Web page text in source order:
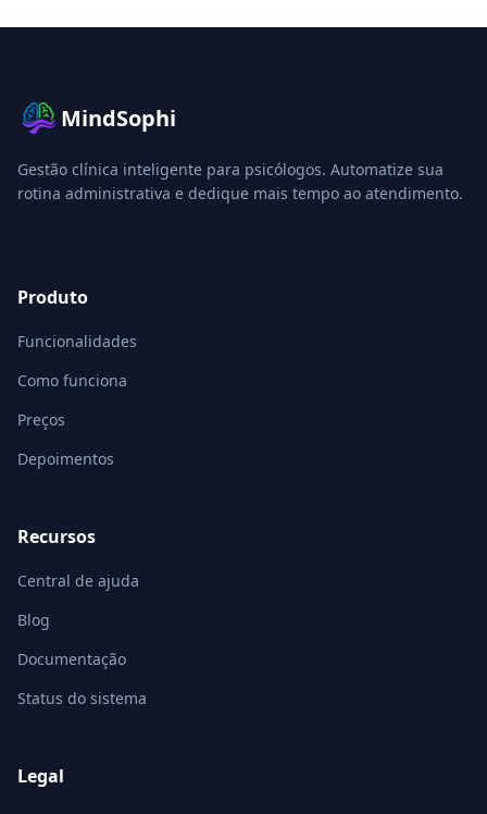
MindSophi
Gestão clínica inteligente para psicólogos. Automatize sua
rotina administrativa e dedique mais tempo ao atendimento.
Produto
Funcionalidades
Como funciona
Preços
Depoimentos
Recursos
Central de ajuda
Blog
Documentação
Status do sistema
Legal